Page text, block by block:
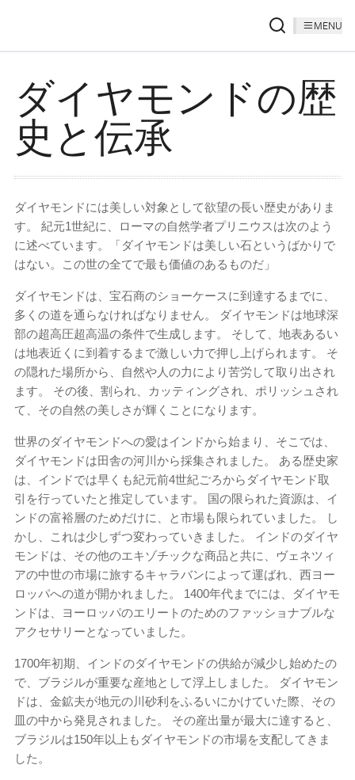
MENU
ダイヤモンドの歴
史と伝承
ダイヤモンドには美しい対象として欲望の長い歴史がありま
す。 紀元1世紀に、ローマの自然学者プリニウスは次のよう
に述べています。「ダイヤモンドは美しい石というばかりで
はない。この世の全てで最も価値のあるものだ」
ダイヤモンドは、宝石商のショーケースに到達するまでに、
多くの道を通らなければなりません。 ダイヤモンドは地球深
部の超高圧超高温の条件で生成します。 そして、地表あるい
は地表近くに到着するまで激しい力で押し上げられます。 そ
の隠れた場所から、自然や人の力により苦労して取り出され
ます。 その後、割られ、カッティングされ、ポリッシュされ
て、その自然の美しさが輝くことになります。
世界のダイヤモンドへの愛はインドから始まり、そこでは、
ダイヤモンドは田舎の河川から採集されました。 ある歴史家
は、インドでは早くも紀元前4世紀ごろからダイヤモンド取
引を行っていたと推定しています。 国の限られた資源は、イ
ンドの富裕層のためだけに、と市場も限られていました。 し
かし、これは少しずつ変わっていきました。 インドのダイヤ
モンドは、その他のエキゾチックな商品と共に、ヴェネツィ
アの中世の市場に旅するキャラバンによって運ばれ、西ヨー
ロッパへの道が開かれました。 1400年代までには、ダイヤモ
ンドは、ヨーロッパのエリートのためのファッショナブルな
アクセサリーとなっていました。
1700年初期、インドのダイヤモンドの供給が減少し始めたの
で、ブラジルが重要な産地として浮上しました。 ダイヤモン
ドは、金鉱夫が地元の川砂利をふるいにかけていた際、その
皿の中から発見されました。 その産出量が最大に達すると、
ブラジルは150年以上もダイヤモンドの市場を支配してきま
した。